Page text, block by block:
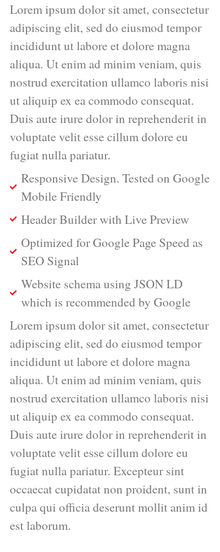
Lorem ipsum dolor sit amet, consectetur
adipiscing elit, sed do eiusmod tempor
incididunt ut labore et dolore magna
aliqua. Ut enim ad minim veniam, quis
nostrud exercitation ullamco laboris nisi
ut aliquip ex ea commodo consequat.
Duis aute irure dolor in reprehenderit in
voluptate velit esse cillum dolore eu
fugiat nulla pariatur.
Responsive Design. Tested on Google
Mobile Friendly
Header Builder with Live Preview
Optimized for Google Page Speed as
SEO Signal
Website schema using JSON LD
which is recommended by Google
Lorem ipsum dolor sit amet, consectetur
adipiscing elit, sed do eiusmod tempor
incididunt ut labore et dolore magna
aliqua. Ut enim ad minim veniam, quis
nostrud exercitation ullamco laboris nisi
ut aliquip ex ea commodo consequat.
Duis aute irure dolor in reprehenderit in
voluptate velit esse cillum dolore eu
fugiat nulla pariatur. Excepteur sint
occaecat cupidatat non proident, sunt in
culpa qui officia deserunt mollit anim id
est laborum.